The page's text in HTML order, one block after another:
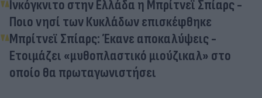
Ινκόγκνιτο στην Ελλάδα η Μπρίτνεϊ Σπίαρς -
Ποιο νησί των Κυκλάδων επισκέφθηκε
Μπρίτνεϊ Σπίαρς: Έκανε αποκαλύψεις -
Ετοιμάζει «μυθοπλαστικό μιούζικαλ» στο
οποίο θα πρωταγωνιστήσει